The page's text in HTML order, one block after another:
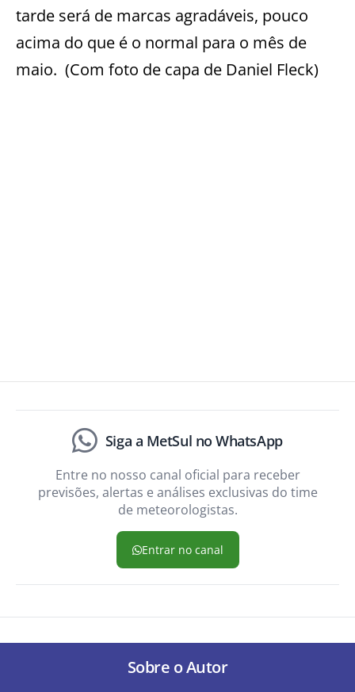
tarde será de marcas agradáveis, pouco
acima do que é o normal para o mês de
maio. (Com foto de capa de Daniel Fleck)
Siga a MetSul no WhatsApp
Entre no nosso canal oficial para receber
previsões, alertas e análises exclusivas do time
de meteorologistas.
Entrar no canal
Sobre o Autor